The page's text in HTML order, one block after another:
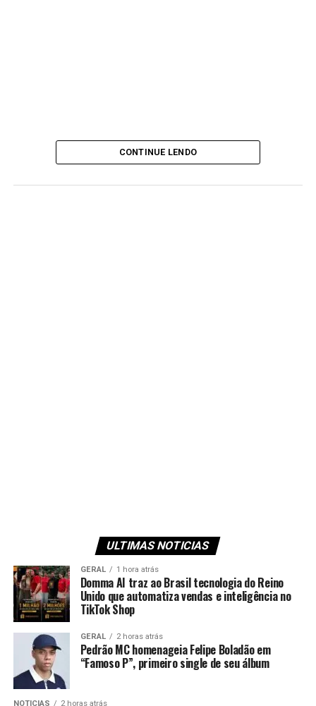
CONTINUE LENDO
ULTIMAS NOTICIAS
GERAL 1 hora atrás
Domma AI traz ao Brasil tecnologia do Reino
Unido que automatiza vendas e inteligência no
TikTok Shop
GERAL 2 horas atrás
Pedrão MC homenageia Felipe Boladão em
“Famoso P”, primeiro single de seu álbum
NOTICIAS 2 horas atrás